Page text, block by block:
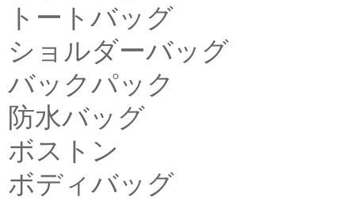
トートバッグ
ショルダーバッグ
バックパック
防水バッグ
ボストン
ボディバッグ